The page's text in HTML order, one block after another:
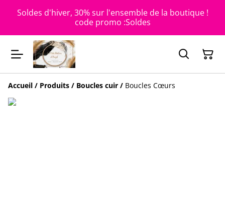
Soldes d'hiver, 30% sur l'ensemble de la boutique !
code promo :Soldes
Accueil / Produits / Boucles cuir / Boucles Cœurs